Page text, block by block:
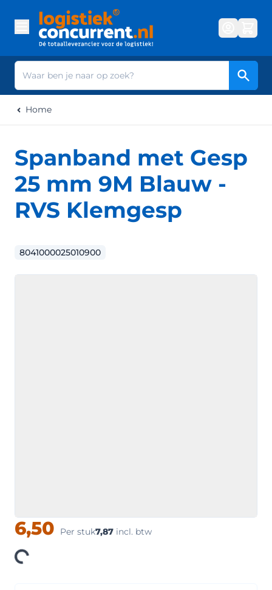
Zoek
Home
Spanband met Gesp
25 mm 9M Blauw -
RVS Klemgesp
8041000025010900
6,50 Per stuk7,87 incl. btw
Loading